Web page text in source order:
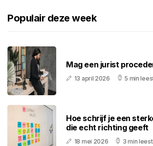
Populair deze week
Mag een jurist
13 april 2026 5 min
Hoe schrijf je een
die echt richting geeft
18 mei 2026 3 min